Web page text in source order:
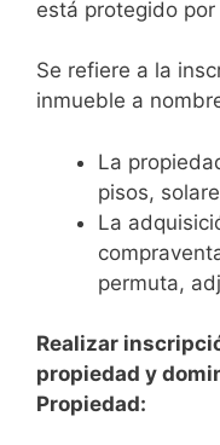
está protegido por
Se refiere a la
inmueble a
La
pisos,
La
permuta,
Realizar
propiedad y
Propiedad: